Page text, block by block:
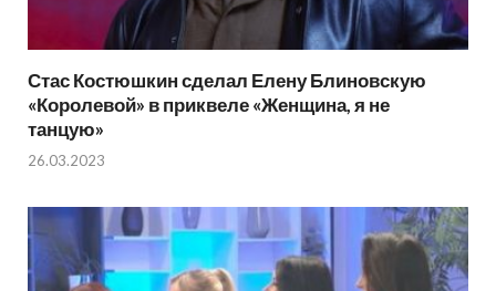
Стас Костюшкин сделал Елену Блиновскую
«Королевой» в приквеле «Женщина, я не
танцую»
26.03.2023